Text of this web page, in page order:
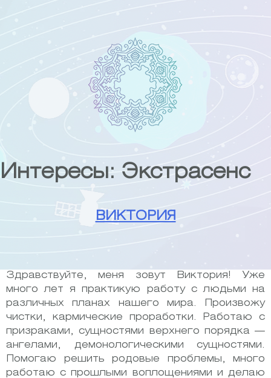
Интересы: Экстрасенс
ВИКТОРИЯ
Здравствуйте, меня зовут Виктория! Уже
много лет я практикую работу с людьми на
различных планах нашего мира. Произвожу
чистки, кармические проработки. Работаю с
призраками, сущностями верхнего порядка —
ангелами, демонологическими сущностями.
Помогаю решить родовые проблемы, много
работаю с прошлыми воплощениями и делаю